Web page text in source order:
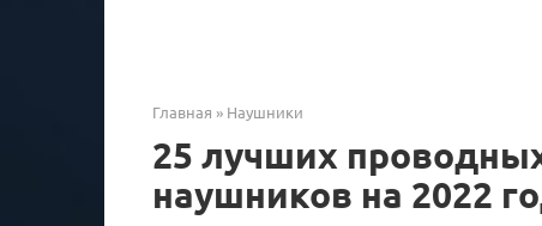
Главная » Наушники
25 лучших
наушников на 2022